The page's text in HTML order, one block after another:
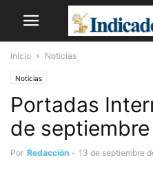
Inicio Noticias
Noticias
Portadas
de septiembre
Por Redacción - 13 de septiembre